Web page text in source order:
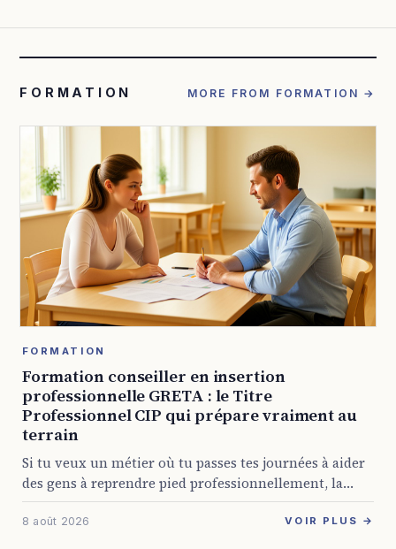
FORMATION MORE FROM FORMATION →
FORMATION
Formation conseiller en insertion
professionnelle GRETA : le Titre
Professionnel CIP qui prépare vraiment au
terrain
Si tu veux un métier où tu passes tes journées à aider
des gens à reprendre pied professionnellement, la
formation conseiller en insertion professionnelle
GRETA est une piste sérieuse. Elle ...
8 août 2026 VOIR PLUS →